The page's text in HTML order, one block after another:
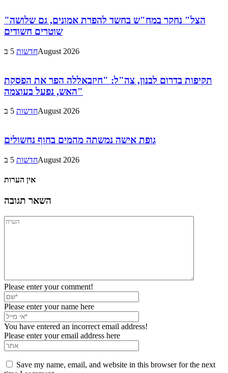
"הצל" נחקר במח"ש בחשד להפרת אמונים, גם שלושה
שוטרים חשודים
חדשות5 בAugust 2026
תקיפות בדרום לבנון, צה"ל: "חיזבאללה הפר את הפסקת
האש, נפעל בעוצמה"
חדשות5 בAugust 2026
גופת אישה נמשתה מהמים בחוף נחשולים
חדשות5 בAugust 2026
אין הערות
השאר תגובה
Please enter your comment!
Please enter your name here
You have entered an incorrect email address!
Please enter your email address here
Save my name, email, and website in this browser for the next